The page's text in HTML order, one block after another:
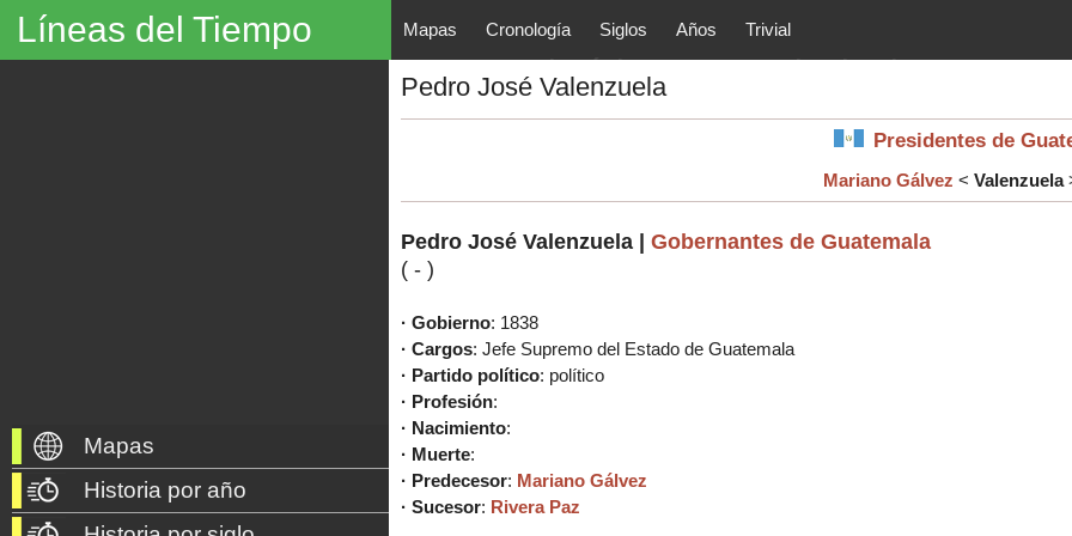
Líneas del Tiempo
Líneas del Tiempo, Mapas Históricos y principales
descubrimientos, exploraciones, política, arte, cultura, etc.) de la
año 3000 a. C. hasta nuestros días.
Mapas Cronología Siglos Años Trivial
Pedro José Valenzuela
Presidentes de
Mariano Gálvez < Valenzuela
Pedro José Valenzuela | Gobernantes de Guatemala
( - )
· Gobierno: 1838
· Cargos: Jefe Supremo del Estado de Guatemala
· Partido político: político
· Profesión:
· Nacimiento:
· Muerte:
· Predecesor: Mariano Gálvez
· Sucesor: Rivera Paz
Mapas
Historia por año